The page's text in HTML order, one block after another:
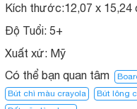
Kích thước:12,07 x 15,24
Độ Tuổi: 5+
Xuất xứ: Mỹ
Có thể bạn quan tâm
Bút chì màu crayola
Bút lông